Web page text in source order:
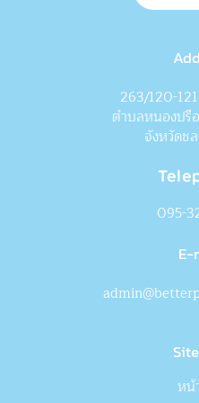
263/120-
ตำบลหนองปรื
จังหวัดช
095-
หน้